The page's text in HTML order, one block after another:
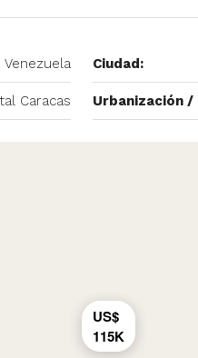
Venezuela Ciudad:
Caracas Urbanización /
US$
115K
Patio. Amoblado
Avenida Principal de
Señora del Rosario,